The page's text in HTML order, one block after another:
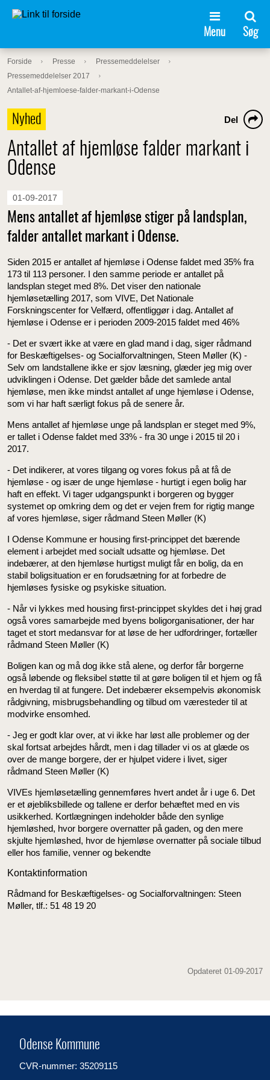
Menu Søg
Forside Presse
Pressemeddelelser
Pressemeddelelser 2017
Antallet-af-hjemloese-falder-markant-i-Odense
Nyhed
Antallet af hjemløse falder markant i
Odense
Del
01-09-2017
Mens antallet af hjemløse stiger på landsplan,
falder antallet markant i Odense.
Siden 2015 er antallet af hjemløse i Odense faldet med 35% fra
173 til 113 personer. I den samme periode er antallet på
landsplan steget med 8%. Det viser den nationale
hjemløsetælling 2017, som VIVE, Det Nationale
Forskningscenter for Velfærd, offentliggør i dag. Antallet af
hjemløse i Odense er i perioden 2009-2015 faldet med 46%
- Det er svært ikke at være en glad mand i dag, siger rådmand
for Beskæftigelses- og Socialforvaltningen, Steen Møller (K) -
Selv om landstallene ikke er sjov læsning, glæder jeg mig over
udviklingen i Odense. Det gælder både det samlede antal
hjemløse, men ikke mindst antallet af unge hjemløse i Odense,
som vi har haft særligt fokus på de senere år.
Mens antallet af hjemløse unge på landsplan er steget med 9%,
er tallet i Odense faldet med 33% - fra 30 unge i 2015 til 20 i
2017.
- Det indikerer, at vores tilgang og vores fokus på at få de
hjemløse - og især de unge hjemløse - hurtigt i egen bolig har
haft en effekt. Vi tager udgangspunkt i borgeren og bygger
systemet op omkring dem og det er vejen frem for rigtig mange
af vores hjemløse, siger rådmand Steen Møller (K)
I Odense Kommune er housing first-princippet det bærende
element i arbejdet med socialt udsatte og hjemløse. Det
indebærer, at den hjemløse hurtigst muligt får en bolig, da en
stabil boligsituation er en forudsætning for at forbedre de
hjemløses fysiske og psykiske situation.
- Når vi lykkes med housing first-princippet skyldes det i høj grad
også vores samarbejde med byens boligorganisationer, der har
taget et stort medansvar for at løse de her udfordringer, fortæller
rådmand Steen Møller (K)
Boligen kan og må dog ikke stå alene, og derfor får borgerne
også løbende og fleksibel støtte til at gøre boligen til et hjem og få
en hverdag til at fungere. Det indebærer eksempelvis økonomisk
rådgivning, misbrugsbehandling og tilbud om væresteder til at
modvirke ensomhed.
- Jeg er godt klar over, at vi ikke har løst alle problemer og der
skal fortsat arbejdes hårdt, men i dag tillader vi os at glæde os
over de mange borgere, der er hjulpet videre i livet, siger
rådmand Steen Møller (K)
VIVEs hjemløsetælling gennemføres hvert andet år i uge 6. Det
er et øjebliksbillede og tallene er derfor behæftet med en vis
usikkerhed. Kortlægningen indeholder både den synlige
hjemløshed, hvor borgere overnatter på gaden, og den mere
skjulte hjemløshed, hvor de hjemløse overnatter på sociale tilbud
eller hos familie, venner og bekendte
Kontaktinformation
Rådmand for Beskæftigelses- og Socialforvaltningen: Steen
Møller, tlf.: 51 48 19 20
Opdateret 01-09-2017
Odense Kommune
CVR-nummer: 35209115